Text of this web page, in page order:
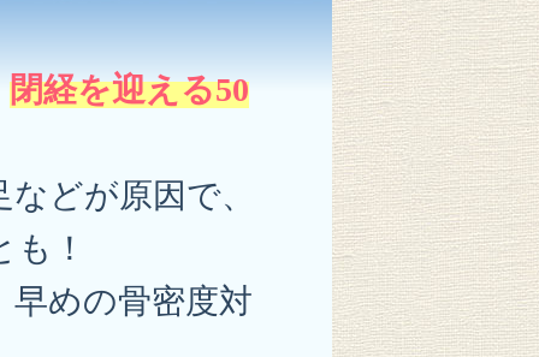
閉経を迎える50
どが原因で、
！
めの骨密度対